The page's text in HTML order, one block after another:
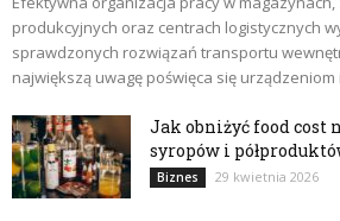
produkcyjnych oraz centrach logistycznych
sprawdzonych rozwiązań transportu
największą uwagę poświęca się urządzeniom
Jak obniżyć food cost
syropów i
Biznes 29 kwietnia 2026